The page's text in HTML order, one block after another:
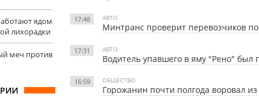
ядом
лихорадки
меч против
17:48 АВТО
Минтранс проверит перевозчиков
17:31 АВТО
Водитель упавшего в яму "Рено" был
16:59 ОБЩЕСТВО
Горожанин почти полгода воровал